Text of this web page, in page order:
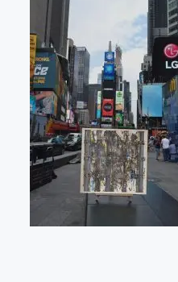
Qué dicen de nosotros?
Aviso legal
Política de cookies
Bruit de gommettes Paris